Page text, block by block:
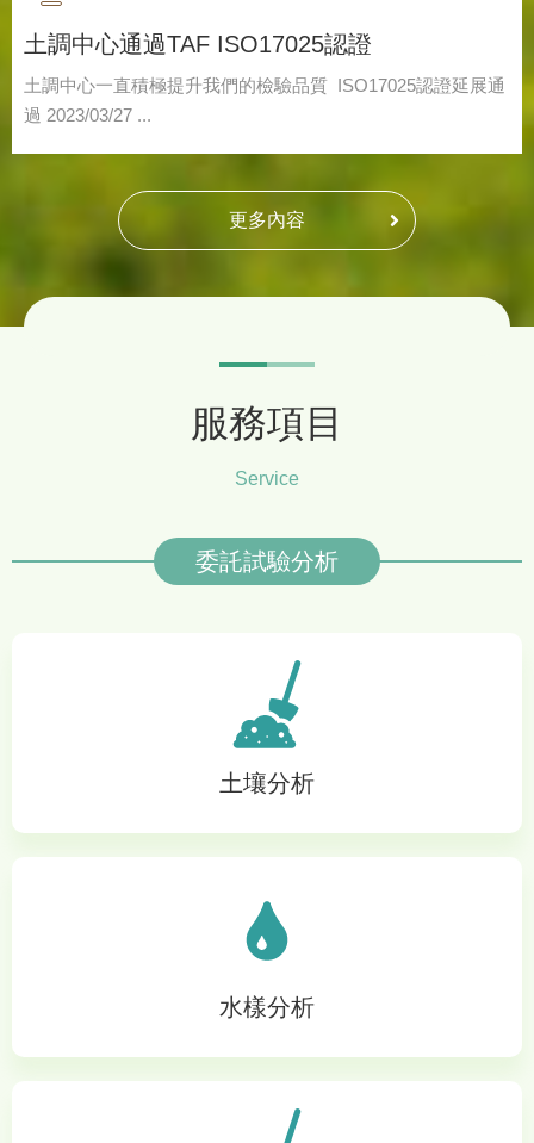
土調中心通過TAF ISO17025認證
土調中心一直積極提升我們的檢驗品質 ISO17025認證延展通
過 2023/03/27 ...
更多內容
服務項目
Service
委託試驗分析
土壤分析
水樣分析